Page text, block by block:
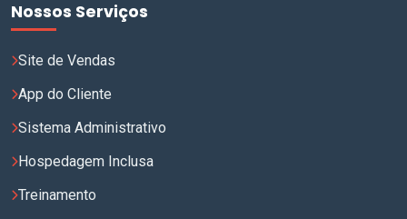
Nossos Serviços
Site de Vendas
App do Cliente
Sistema Administrativo
Hospedagem Inclusa
Treinamento